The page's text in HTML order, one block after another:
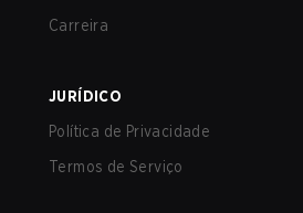
Carreira
JURÍDICO
Política de Privacidade
Termos de Serviço